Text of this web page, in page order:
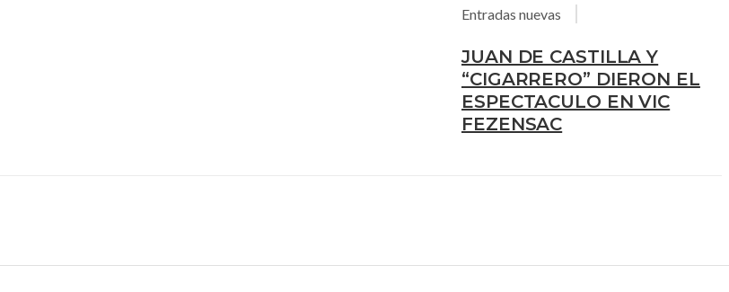
Entradas nuevas
JUAN DE CASTILLA Y
“CIGARRERO” DIERON EL
ESPECTACULO EN VIC
FEZENSAC